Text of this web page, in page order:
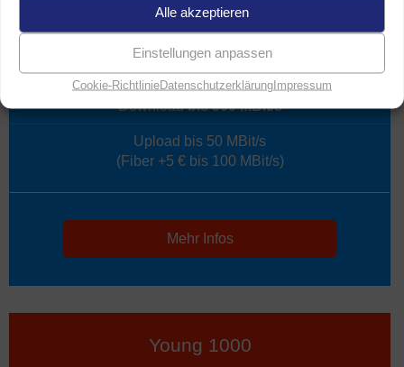
Alle akzeptieren
Einstellungen anpassen
Cookie-RichtlinieDatenschutzerklärungImpressum
49,95 €*
je Monat
Downloadbis 500 MBit/s
Upload bis 50 MBit/s
(Fiber +5 € bis 100 MBit/s)
Mehr Infos
Young 1000